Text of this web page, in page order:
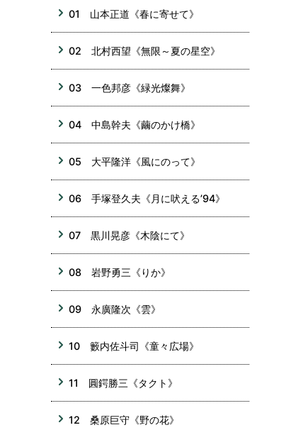
01 山本正道《春に寄せて》
02 北村西望《無限～夏の星空》
03 一色邦彦《緑光燦舞》
04 中島幹夫《繭のかけ橋》
05 大平隆洋《風にのって》
06 手塚登久夫《月に吠える’94》
07 黒川晃彦《木陰にて》
08 岩野勇三《りか》
09 永廣隆次《雲》
10 籔内佐斗司《童々広場》
11 圓鍔勝三《タクト》
12 桑原巨守《野の花》